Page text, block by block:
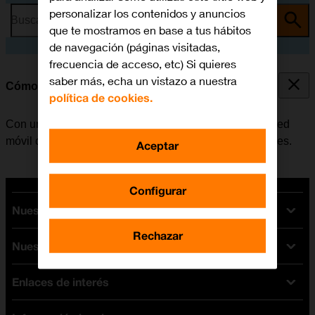
Busca por problema o tema
Cómo colocar la SIM
Con una tarjeta SIM se pueden utilizar servicios de la red
móvil como, por ejemplo, llamadas, SMS y datos móviles.
Nuestras tarifas
Tarifas Orange
Tarifas fibra y móvil
Tarifas móviles
Tarifas internet y fibra
Nuestros dispositivos
Ofertas en móviles
iPhone
Enlaces de interés
personalizar los contenidos y anuncios
que te mostramos en base a tus hábitos
de navegación (páginas visitadas,
frecuencia de acceso, etc) Si quieres
saber más, echa un vistazo a nuestra
política de cookies.
Configurar
Rechazar
Aceptar